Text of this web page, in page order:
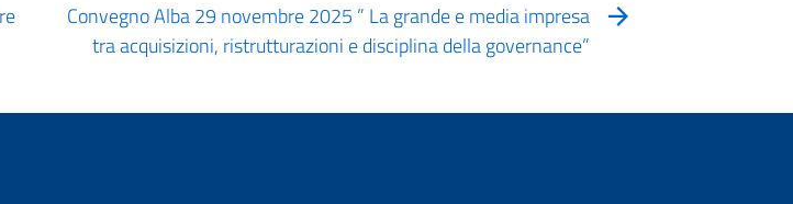
Convegno Alba 29 novembre 2025 ” La grande e media impresa
tra acquisizioni, ristrutturazioni e disciplina della governance”